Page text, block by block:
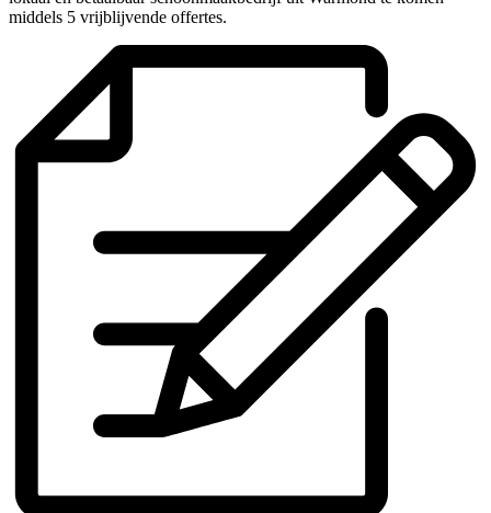
middels 5 vrijblijvende offertes.